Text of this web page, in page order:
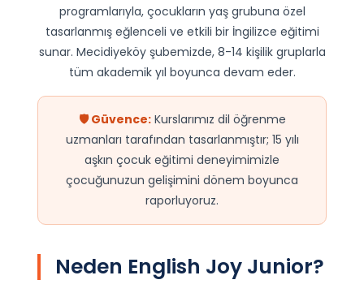
programlarıyla, çocukların yaş grubuna özel
tasarlanmış eğlenceli ve etkili bir İngilizce eğitimi
sunar. Mecidiyeköy şubemizde, 8-14 kişilik gruplarla
tüm akademik yıl boyunca devam eder.
🛡️ Güvence:Kurslarımız dil öğrenme
uzmanları tarafından tasarlanmıştır; 15 yılı
aşkın çocuk eğitimi deneyimimizle
çocuğunuzun gelişimini dönem boyunca
raporluyoruz.
Neden English Joy Junior?